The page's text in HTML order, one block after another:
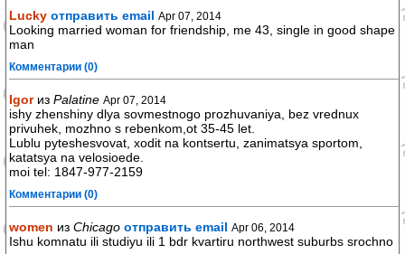
Lucky отправить email Apr 07, 2014
Looking married woman for friendship, me 43, single in good shape
man
Комментарии (0)
Igorиз Palatine Apr 07, 2014
ishy zhenshiny dlya sovmestnogo prozhuvaniya, bez vrednux
privuhek, mozhno s rebenkom,ot 35-45 let.
Lublu pyteshesvovat, xodit na kontsertu, zanimatsya sportom,
katatsya na velosioede.
moi tel: 1847-977-2159
Комментарии (0)
women из Chicago отправить email Apr 06, 2014
Ishu komnatu ili studiyu ili 1 bdr kvartiru northwest suburbs srochno